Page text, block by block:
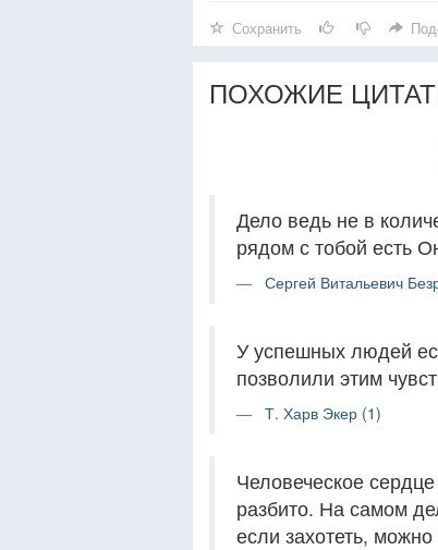
Сохранить
ПОХОЖИЕ
Дело ведь не в
рядом с тобой есть
Сергей Витальевич
У успешных людей
позволили этим
Т. Харв Экер (1)
Человеческое
разбито. На самом
если захотеть, можно